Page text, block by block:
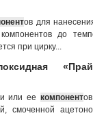
ов для
до
при цирку...
или ее компонент
смоченной